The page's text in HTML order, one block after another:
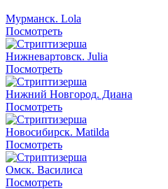
Мурманск. Lola
Посмотреть
Нижневартовск. Julia
Посмотреть
Нижний Новгород. Диана
Посмотреть
Новосибирск. Matilda
Посмотреть
Омск. Василиса
Посмотреть